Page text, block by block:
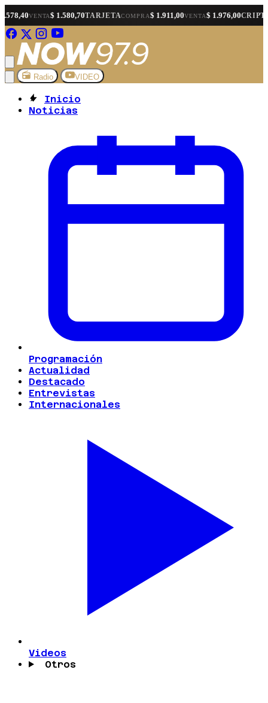
$ 1.580,70TARJETACOMPRA$ 1.911,00VENTA $ 1.976,00CRIPTOCOMPRA$
Radio VIDEO
Inicio
Noticias
Programación
Actualidad
Destacado
Entrevistas
Internacionales
Videos
Otros